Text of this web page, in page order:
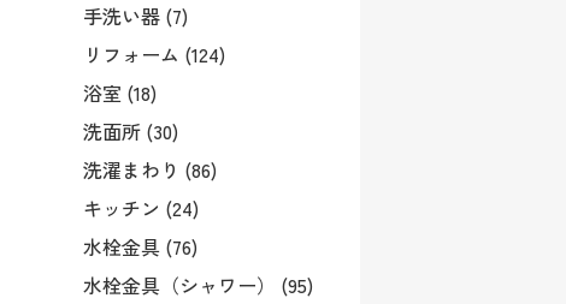
手洗い器 (7)
リフォーム (124)
浴室 (18)
洗面所 (30)
洗濯まわり (86)
キッチン (24)
水栓金具 (76)
水栓金具（シャワー） (95)